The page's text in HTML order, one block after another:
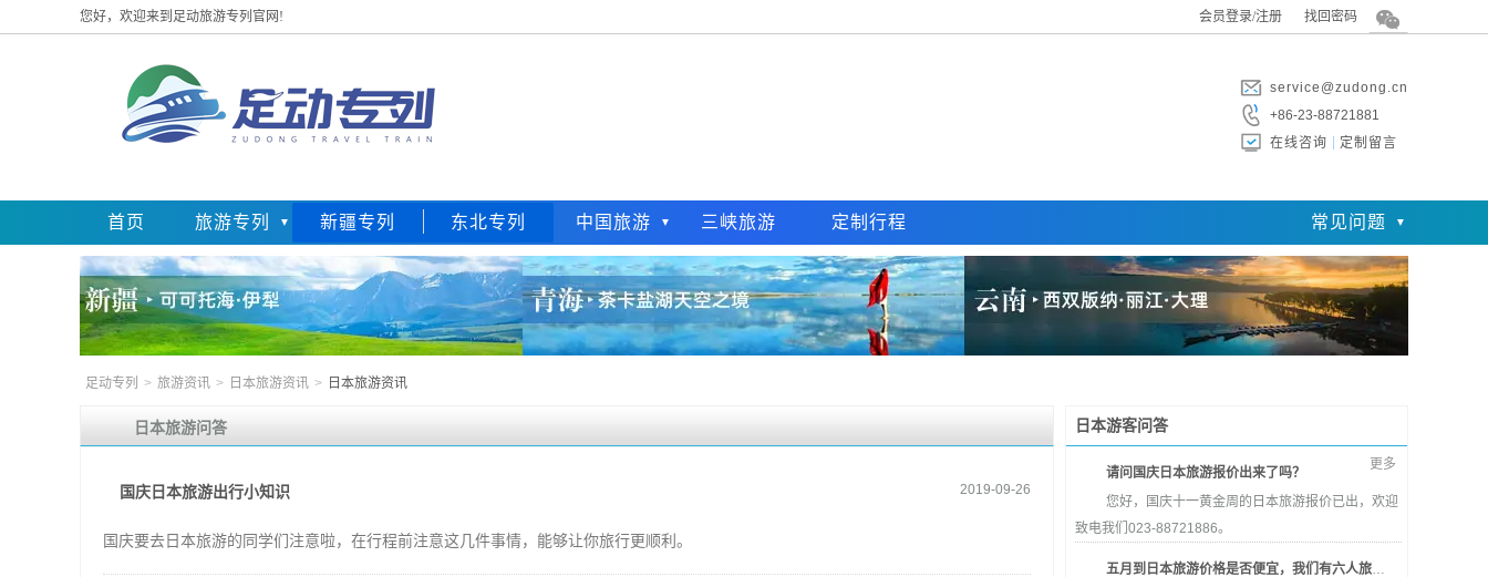
您好，欢迎来到足动旅游专列官网! 会员登录/注册 找回密码
service@zudong.cn
+86-23-88721881
在线咨询
定制留言
首页 旅游专列 新疆专列 东北专列 中国旅游 三峡旅游 定制行程 常见问题
足动专列 > 旅游资讯 > 日本旅游资讯 > 日本旅游资讯
日本旅游问答
国庆日本旅游出行小知识 2019-09-26
国庆要去日本旅游的同学们注意啦，在行程前注意这几件事情，能够让你旅行更顺利。
日本游客问答
更多
请问国庆日本旅游报价出来了吗？
您好，国庆十一黄金周的日本旅游报价已出，欢迎
致电我们023-88721886。
五月到日本旅游价格是否便宜，我们有六人旅游是否能便宜一些。